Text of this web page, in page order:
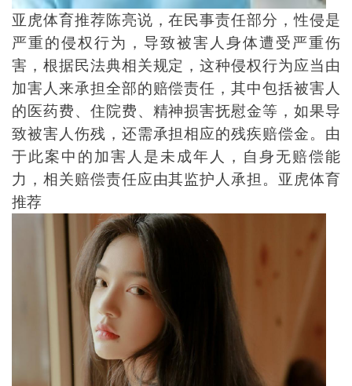
亚虎体育推荐陈亮说，在民事责任部分，性侵是
严重的侵权行为，导致被害人身体遭受严重伤
害，根据民法典相关规定，这种侵权行为应当由
加害人来承担全部的赔偿责任，其中包括被害人
的医药费、住院费、精神损害抚慰金等，如果导
致被害人伤残，还需承担相应的残疾赔偿金。由
于此案中的加害人是未成年人，自身无赔偿能
力，相关赔偿责任应由其监护人承担。亚虎体育
推荐